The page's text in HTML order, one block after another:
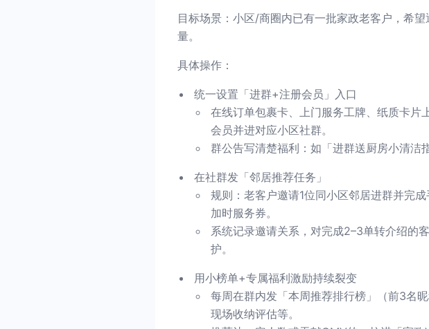
目标场景：小区/商圈内已有一批家政老客户，希
量。
具体操作：
统一设置「进群+注册会员」入口
在线订单包裹卡、上门服务工牌、纸质卡
会员并进对应小区社群。
群公告写清楚福利：如「进群送厨房小清洁
在社群发「邻居推荐任务」
规则：老客户邀请1位同小区邻居进群并完
加时服务券。
系统记录邀请关系，对完成2–3单转介绍的
护。
用小榜单+专属福利激励持续裂变
每周在群内发「本周推荐排行榜」（前3名
现场收纳评估等。